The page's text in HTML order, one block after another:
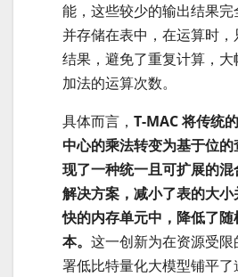
能，这些较少的输出结果
并存储在表中，在运算时，
结果，避免了重复计算，
加法的运算次数。
具体而言， T-MAC 将传统
中心的乘法转变为基于位
现了一种统一且可扩展的
解决方案，减小了表的大
快的内存单元中，降低了
本。 这一创新为在资源受
署低比特量化大模型铺平了